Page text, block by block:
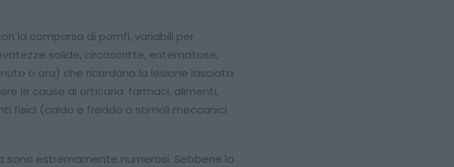
la comparsa di pomfi, variabili per
solide, circoscritte, eritematose,
o ora) che ricordano la lesione lasciata
le cause di orticaria: farmaci, alimenti,
fisici (caldo e freddo o stimoli meccanici
sono estremamente numerosi. Sebbene la